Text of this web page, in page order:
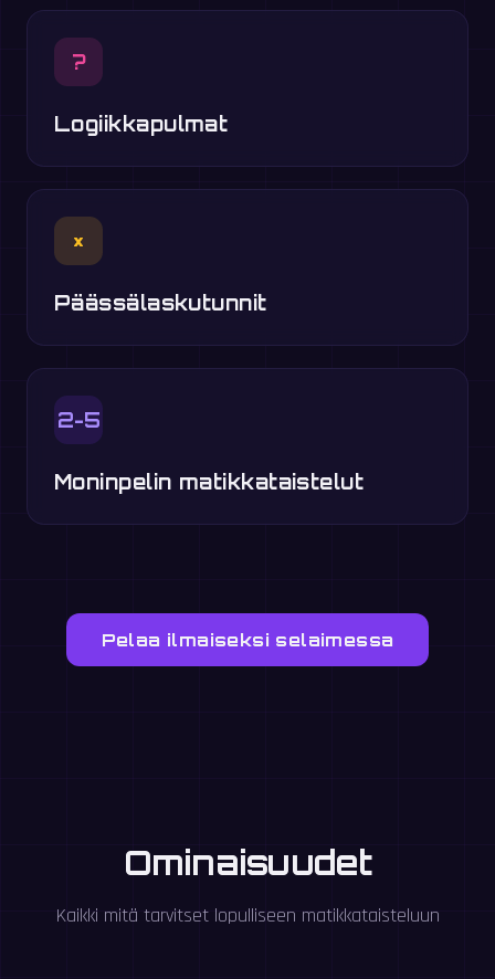
?
Logiikkapulmat
×
Päässälaskutunnit
2-5
Moninpelin matikkataistelut
Pelaa ilmaiseksi selaimessa
Ominaisuudet
Kaikki mitä tarvitset lopulliseen matikkataisteluun